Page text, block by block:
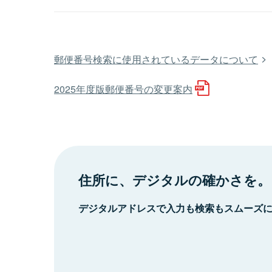
郵便番号検索に使用されているデータについて
2025年度版郵便番号の変更案内
住所に、デジタルの確かさを。
デジタルアドレスで入力も検索もスムーズ